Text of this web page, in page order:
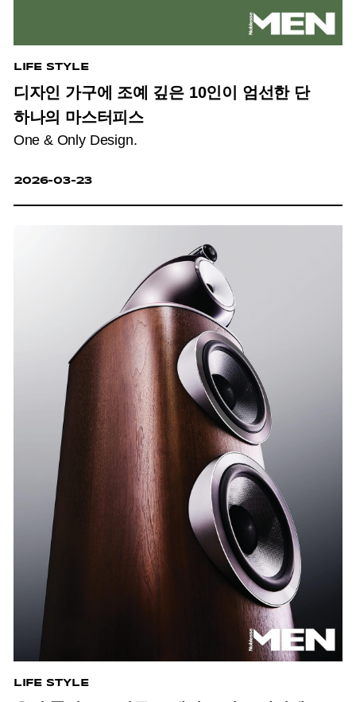
LIFE STYLE
디자인 가구에 조예 깊은 10인이 엄선한 단
하나의 마스터피스
One & Only Design.
2026-03-23
LIFE STYLE